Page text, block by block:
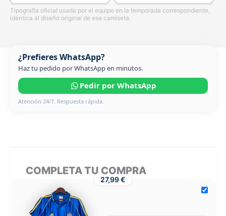
Tipografía oficial usada por el equipo en la temporada correspondiente,
idéntica al diseño original de esa camiseta.
¿Prefieres WhatsApp?
Haz tu pedido por WhatsApp en minutos.
Pedir por WhatsApp
Atención 24/7. Respuesta rápida.
COMPLETA TU COMPRA
27,99 €